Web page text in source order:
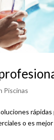
Piscinas
o es